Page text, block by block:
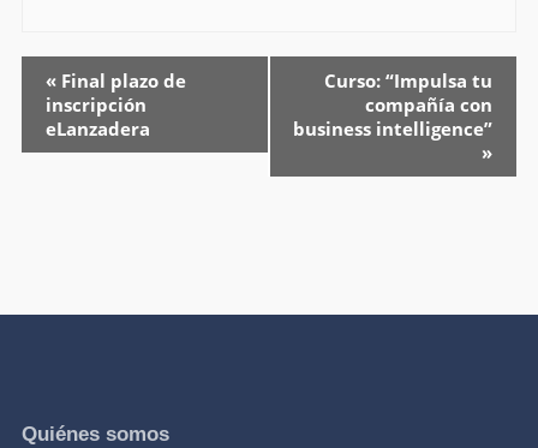
«Final plazo de
inscripción
eLanzadera
Curso: “Impulsa tu
compañía con
business intelligence”
»
Quiénes somos